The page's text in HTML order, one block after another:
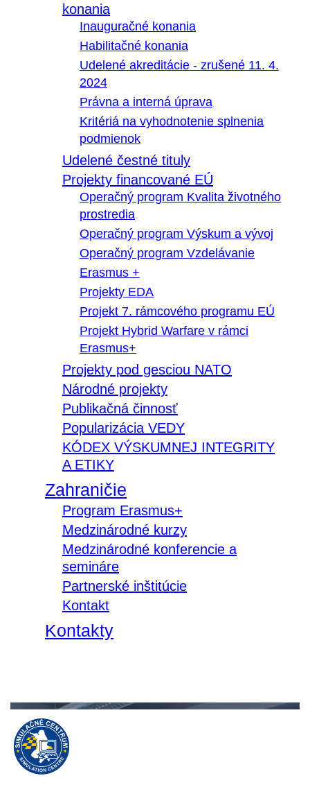
konania
Inauguračné konania
Habilitačné konania
Udelené akreditácie - zrušené 11. 4.
2024
Právna a interná úprava
Kritériá na vyhodnotenie splnenia
podmienok
Udelené čestné tituly
Projekty financované EÚ
Operačný program Kvalita životného
prostredia
Operačný program Výskum a vývoj
Operačný program Vzdelávanie
Erasmus +
Projekty EDA
Projekt 7. rámcového programu EÚ
Projekt Hybrid Warfare v rámci
Erasmus+
Projekty pod gesciou NATO
Národné projekty
Publikačná činnosť
Popularizácia VEDY
KÓDEX VÝSKUMNEJ INTEGRITY
A ETIKY
Zahraničie
Program Erasmus+
Medzinárodné kurzy
Medzinárodné konferencie a
semináre
Partnerské inštitúcie
Kontakt
Kontakty